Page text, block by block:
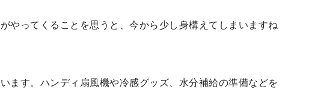
やってくることを思うと、今から少し身構えてしまいますね
ます。ハンディ扇風機や冷感グッズ、水分補給の準備などを